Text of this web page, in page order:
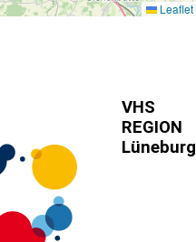
Leaflet
VHS
REGION
Lüneburg